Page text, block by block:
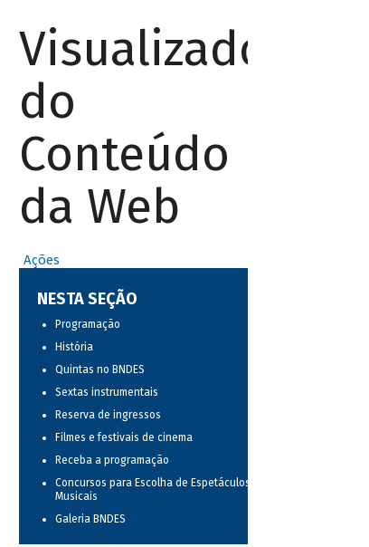
Visualizador
do
Conteúdo
da Web
Ações
NESTA SEÇÃO
Programação
História
Quintas no BNDES
Sextas instrumentais
Reserva de ingressos
Filmes e festivais de cinema
Receba a programação
Concursos para Escolha de Espetáculos
Musicais
Galeria BNDES